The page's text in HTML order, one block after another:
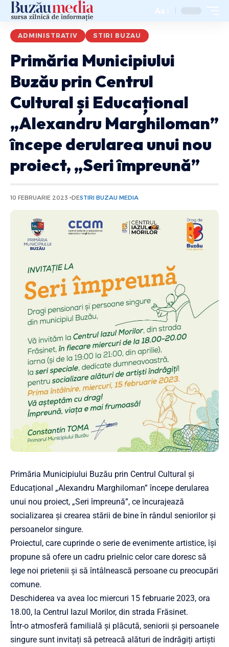
Aa
ADMINISTRATIV STIRI BUZAU
Primăria Municipiului
Buzău prin Centrul
Cultural și Educațional
„Alexandru Marghiloman”
începe derularea unui nou
proiect, „Seri împreună”
10 FEBRUARIE 2023 DESTIRI BUZAU MEDIA
Primăria Municipiului Buzău prin Centrul Cultural și
Educațional „Alexandru Marghiloman” începe derularea
unui nou proiect, „Seri împreună”, ce încurajează
socializarea și crearea stării de bine în rândul seniorilor și
persoanelor singure.
Proiectul, care cuprinde o serie de evenimente artistice, își
propune să ofere un cadru prielnic celor care doresc să
lege noi prietenii și să întâlnească persoane cu preocupări
comune.
Deschiderea va avea loc miercuri 15 februarie 2023, ora
18.00, la Centrul Iazul Morilor, din strada Frăsinet.
Într-o atmosferă familială și plăcută, seniorii și persoanele
singure sunt invitați să petreacă alături de îndrăgiți artiști